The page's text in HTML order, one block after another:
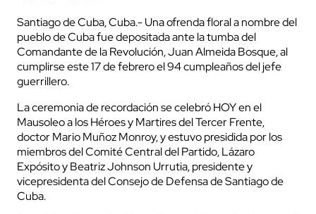
Santiago de Cuba, Cuba.- Una ofrenda floral a nombre del
pueblo de Cuba fue depositada ante la tumba del
Comandante de la Revolución, Juan Almeida Bosque, al
cumplirse este 17 de febrero el 94 cumpleaños del jefe
guerrillero.
La ceremonia de recordación se celebró HOY en el
Mausoleo a los Héroes y Martires del Tercer Frente,
doctor Mario Muñoz Monroy, y estuvo presidida por los
miembros del Comité Central del Partido, Lázaro
Expósito y Beatriz Johnson Urrutia, presidente y
vicepresidenta del Consejo de Defensa de Santiago de
Cuba.